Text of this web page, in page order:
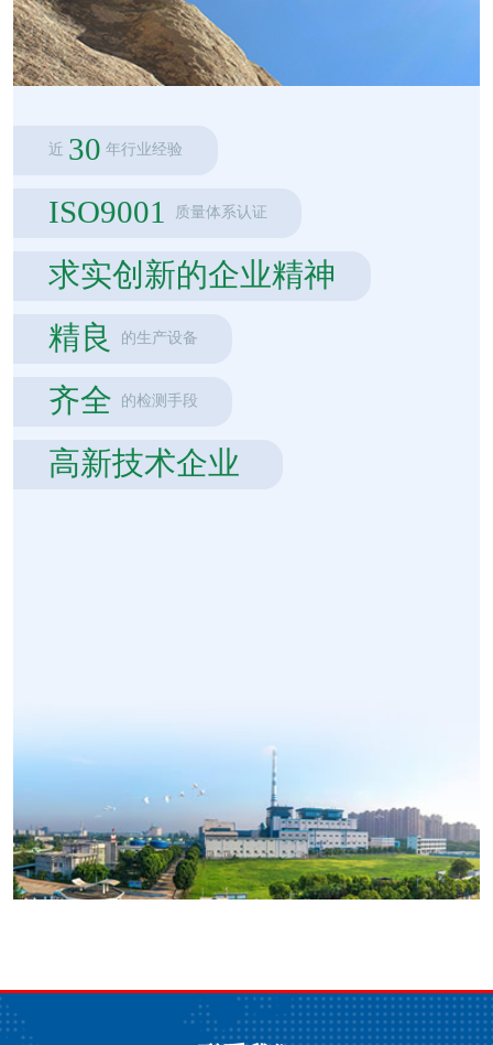
近 30 年行业经验
ISO9001 质量体系认证
求实创新的企业精神
精良
的生产设备
齐全 的检测手段
高新技术企业